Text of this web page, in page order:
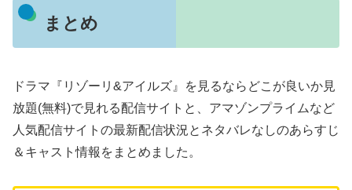
まとめ
ドラマ『リゾーリ&アイルズ』を見るならどこが良いか見
放題(無料)で見れる配信サイトと、アマゾンプライムなど
人気配信サイトの最新配信状況とネタバレなしのあらすじ
＆キャスト情報をまとめました。